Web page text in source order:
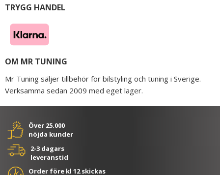
TRYGG HANDEL
OM MR TUNING
Mr Tuning säljer tillbehör för bilstyling och tuning i Sverige.
Verksamma sedan 2009 med eget lager.
Över 25.000
nöjda kunder
2-3 dagars
leveranstid
Order före kl 12 skickas